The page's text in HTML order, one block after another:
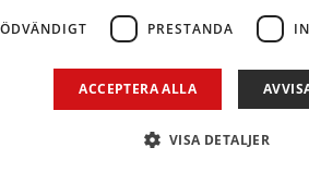
PRESTANDA
ACCEPTERA ALLA
VISA DETALJER